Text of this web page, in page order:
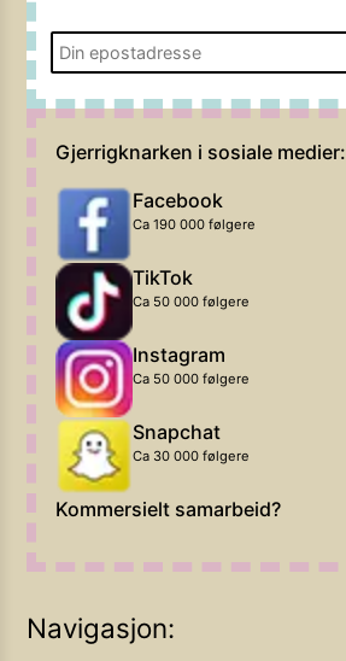
Gjerrigknarken i sosiale medier:
Facebook
Ca 190 000 følgere
TikTok
Ca 50 000 følgere
Instagram
Ca 50 000 følgere
Snapchat
Ca 30 000 følgere
Kommersielt samarbeid?
Navigasjon: